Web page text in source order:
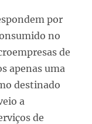
por
no
de
apenas uma
destinado
a
de